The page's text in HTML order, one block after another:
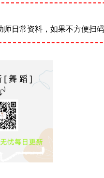
日常资料，如果不方便扫